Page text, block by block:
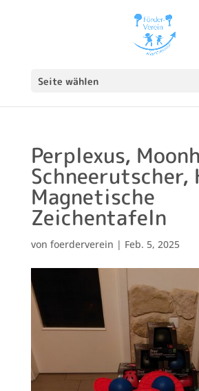
Seite wählen
Perplexus,
Schneerutscher,
Magnetische
Zeichentafeln
von foerderverein | Feb. 5, 2025